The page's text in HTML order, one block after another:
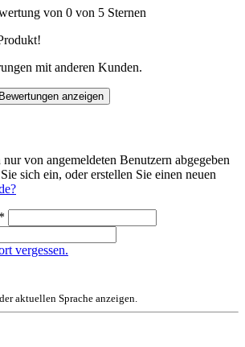
von 0 von 5 Sternen
mit anderen Kunden.
Bewertungen anzeigen
von angemeldeten Benutzern abgegeben
sich ein, oder erstellen Sie einen neuen
*
vergessen.
aktuellen Sprache anzeigen.